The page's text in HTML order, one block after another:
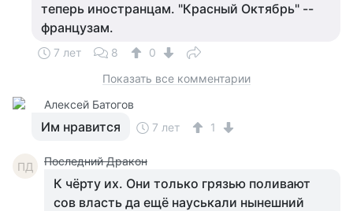
теперь иностранцам. "Красный Октябрь" --
французам.
7 лет 8
0
Показать все комментарии
Алексей Батогов
Им нравится 7 лет 1
ПД Последний Дракон
К чёрту их. Они только грязью поливают
сов власть да ещё науськали нынешний